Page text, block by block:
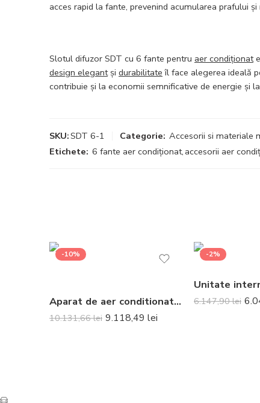
acces rapid la fante, prevenind acumularea prafului și
Slotul difuzor SDT cu 6 fante pentru aer condiționat
design elegantși durabilitate îl face alegerea ideală
contribuie și la economii semnificative de energie și
SKU:SDT 6-1 Categorie: Accesorii si materiale
Etichete: 6 fante aer condiționat, accesorii aer
-10%
Aparat de aer conditionat Daikin Stylish Bluevolution FTXA42CW-RXA42B8 Inverter 15000 BTU White – Telecomanda inclusa
10.131,66lei 9.118,49 lei
-2%
6.147,90lei